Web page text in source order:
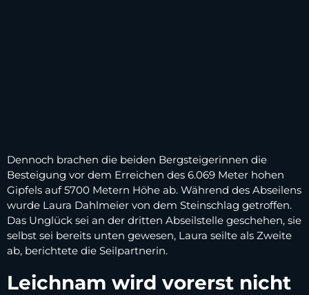
Dennoch brachen die beiden Bergsteigerinnen die
Besteigung vor dem Erreichen des 6.069 Meter hohen
Gipfels auf 5700 Metern Höhe ab. Während des Abseilens
wurde Laura Dahlmeier von dem Steinschlag getroffen.
Das Unglück sei an der dritten Abseilstelle geschehen, sie
selbst sei bereits unten gewesen, Laura seilte als Zweite
ab, berichtete die Seilpartnerin.
Leichnam wird vorerst nicht